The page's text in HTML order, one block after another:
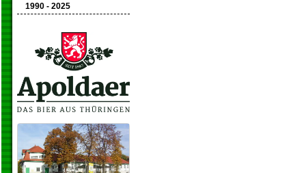
1990 - 2025